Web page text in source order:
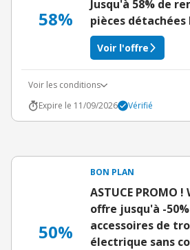
58%
Jusqu'à 58% de
pièces
Voir l'offre
Voir les conditions
Expire le 11/09/2026
Vérifié
50%
BON PLAN
ASTUCE PROMO
offre jusqu'à -
accessoires de
électrique sans